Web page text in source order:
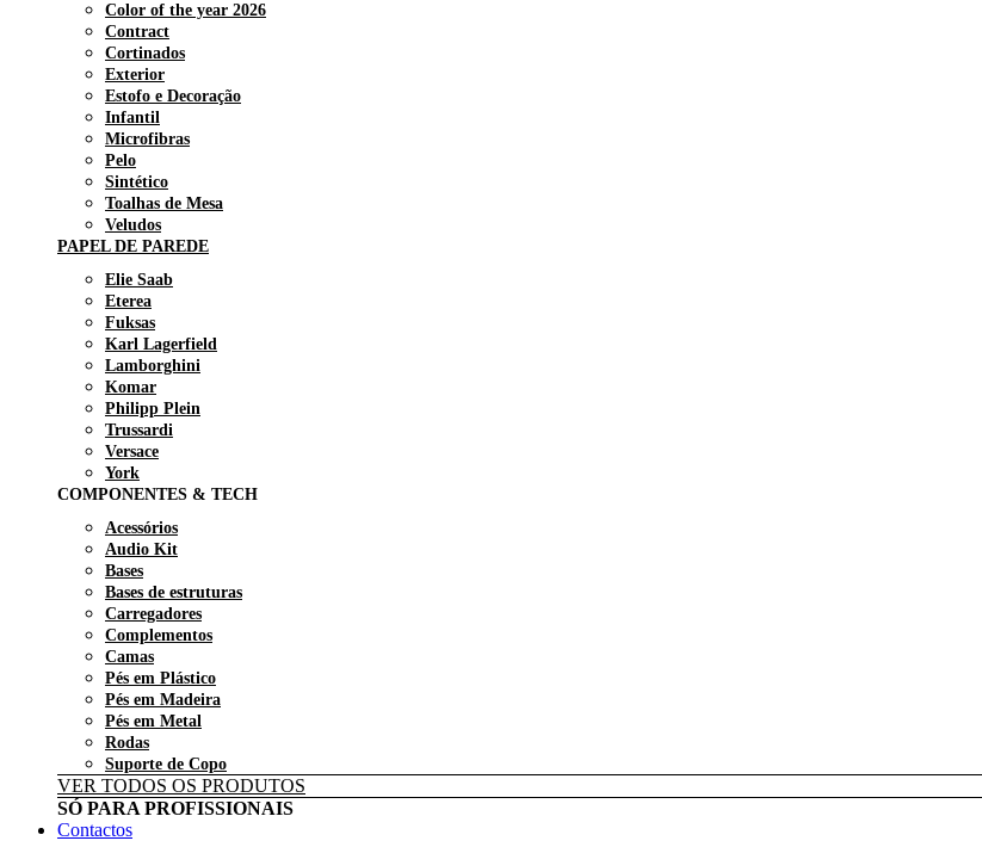
Color of the year 2026
Contract
Cortinados
Exterior
Estofo e Decoração
Infantil
Microfibras
Pelo
Sintético
Toalhas de Mesa
Veludos
PAPEL DE PAREDE
Elie Saab
Eterea
Fuksas
Karl Lagerfield
Lamborghini
Komar
Philipp Plein
Trussardi
Versace
York
COMPONENTES & TECH
Acessórios
Audio Kit
Bases
Bases de estruturas
Carregadores
Complementos
Camas
Pés em Plástico
Pés em Madeira
Pés em Metal
Rodas
Suporte de Copo
VER TODOS OS PRODUTOS
SÓ PARA PROFISSIONAIS
Contactos